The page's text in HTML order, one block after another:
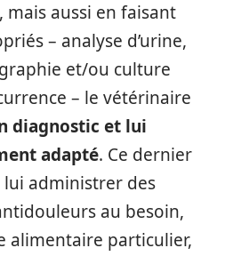
mais aussi en faisant
– analyse d’urine,
et/ou culture
– le vétérinaire
diagnostic et lui
adapté. Ce dernier
lui administrer des
au besoin,
alimentaire particulier,